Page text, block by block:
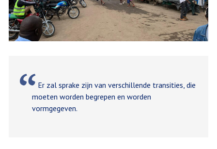
Er zal sprake zijn van verschillende transities, die
moeten worden begrepen en worden
vormgegeven.